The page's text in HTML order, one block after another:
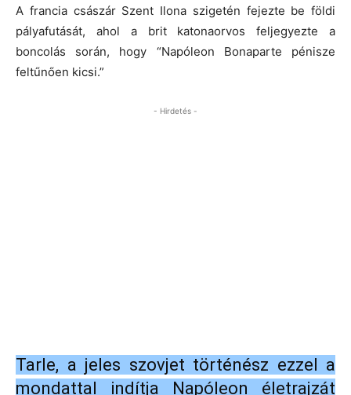
A francia császár Szent Ilona szigetén fejezte be földi
pályafutását, ahol a brit katonaorvos feljegyezte a
boncolás során, hogy “Napóleon Bonaparte pénisze
feltűnően kicsi.”
- Hirdetés -
Tarle, a jeles szovjet történész ezzel a
mondattal indítja Napóleon életrajzát